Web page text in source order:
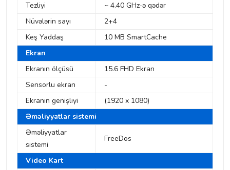
Tezliyi
~ 4.40 GHz-ə qədər
Nüvələrin sayı
2+4
Keş Yaddaş
10 MB SmartCache
Ekran
Ekranın ölçüsü
15.6 FHD Ekran
Sensorlu ekran
-
Ekranın genişlıyi
(1920 x 1080)
Əməliyyatlar sistemi
Əməliyyatlar
sistemi
FreeDos
Video Kart